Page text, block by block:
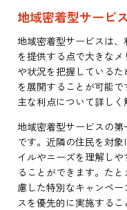
地域密着型サービ
地域密着型サービスは
を提供する点で大きな
や状況を把握している
を展開することが可能
主な利点について詳しく
地域密着型サービスの
です。近隣の住民を対
イルやニーズを理解し
ることができます。た
慮した特別なキャンペ
スを優先的に実施するこ